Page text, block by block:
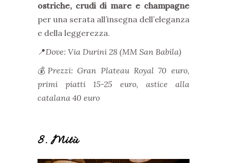
ostriche, crudi di mare e champagne
per una serata all’insegna dell’eleganza
e della leggerezza.
📍Dove: Via Durini 28 (MM San Babila)
💰 Prezzi: Gran Plateau Royal 70 euro,
primi piatti 15-25 euro, astice alla
catalana 40 euro
8. Mitù